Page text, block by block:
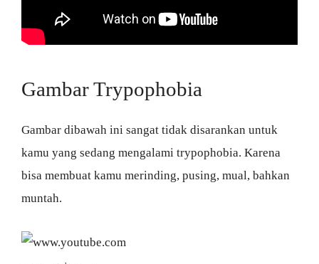
Gambar Trypophobia
Gambar dibawah ini sangat tidak disarankan untuk
kamu yang sedang mengalami trypophobia. Karena
bisa membuat kamu merinding, pusing, mual, bahkan
muntah.